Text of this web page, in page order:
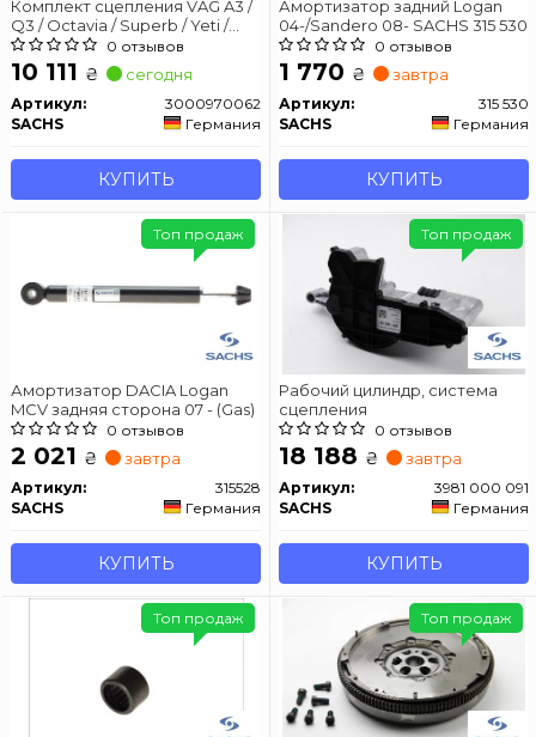
Комплект сцепления VAG A3 /
Q3 / Octavia / Superb / Yeti /
Caddy / Golf / Passat / Sharan /
Tiguan / Touran
0 отзывов
10 111 ₴ сегодня
Артикул:
3000970062
SACHS
Германия
КУПИТЬ
Амортизатор задний Logan
04-/Sandero 08- SACHS 315 530
0 отзывов
1 770 ₴ завтра
Артикул:
315 530
SACHS
Германия
КУПИТЬ
Амортизатор DACIA Logan
MCV задняя сторона 07 - (Gas)
0 отзывов
2 021 ₴ завтра
Артикул:
315528
SACHS
Германия
КУПИТЬ
Топ продаж
Рабочий цилиндр, система
сцепления
0 отзывов
18 188 ₴ завтра
Артикул:
3981 000 091
SACHS
Германия
КУПИТЬ
Топ продаж
Топ продаж Топ продаж